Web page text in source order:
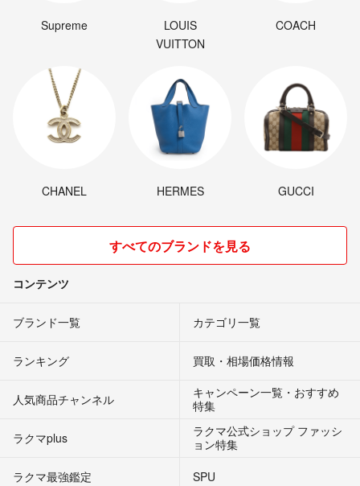
Supreme
LOUIS
VUITTON
COACH
CHANEL HERMES GUCCI
すべてのブランドを見る
コンテンツ
ブランド一覧 カテゴリ一覧
ランキング 買取・相場価格情報
人気商品チャンネル
キャンペーン一覧・おすすめ
特集
ラクマplus
ラクマ公式ショップ ファッシ
ョン特集
ラクマ最強鑑定
SPU